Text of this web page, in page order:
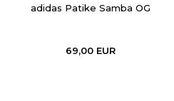
adidas Patike Samba OG
69,00 EUR